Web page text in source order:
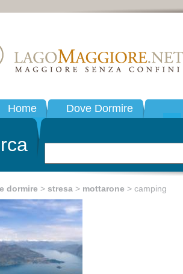
Home Dove Dormire
dormire > stresa > mottarone > camping